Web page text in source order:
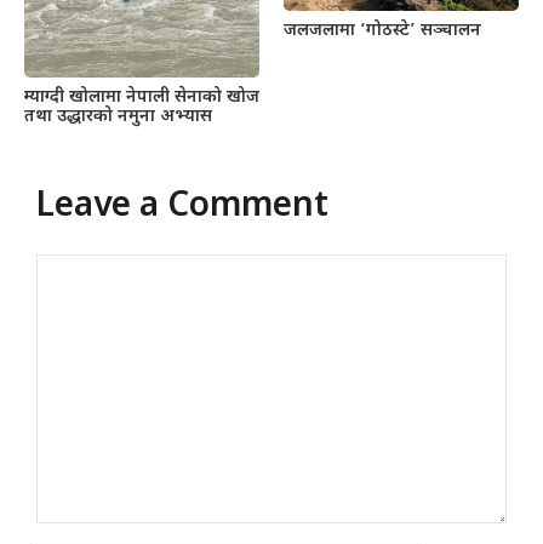
म्याग्दी खोलामा नेपाली सेनाको खोज
तथा उद्धारको नमुना अभ्यास
जलजलामा ‘गोठस्टे’ सञ्चालन
Leave a Comment